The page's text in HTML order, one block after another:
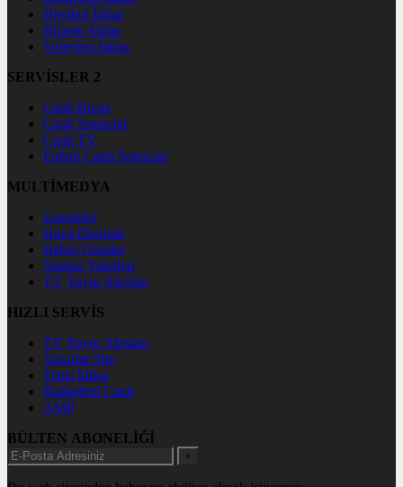
Hentbol İddaa
Bilardo İddaa
Voleybol İddaa
SERVİSLER 2
Canlı Borsa
Canlı Sonuçlar
Canlı TV
Futbol Canlı Sonuçlar
MULTİMEDYA
Gazeteler
Hava Durumu
Haber Gönder
Namaz Vakitleri
TV Yayın Akışları
HIZLI SERVİS
TV Yayın Akışları
Yazarlar Site
Tenis İddaa
Basketbol Canlı
AMP
BÜLTEN ABONELİĞİ
+